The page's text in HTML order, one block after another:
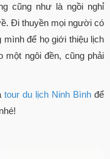
cũng như là ngồi nghỉ
Đi thuyền mọi người có
mình để họ giới thiệu lịch
ngôi đền, cũng phải
tour du lịch Ninh Bình để